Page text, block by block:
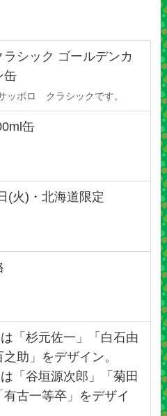
シック ゴールデンカ
缶
ッポロ クラシックです。
缶
(火)・北海道限定
「杉元佐一」「白石由
助」をデザイン。
「谷垣源次郎」「菊田
古一等卒」をデザイ